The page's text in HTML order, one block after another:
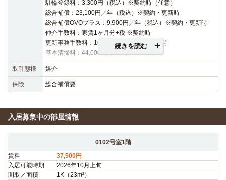
駐輪登録料：3,300円（税込）※契約時（任意）
総合補償：23,100円／年（税込）※契約・更新時
総合補償OVOプラス：9,900円／年（税込）※契約・更新時
仲介手数料：家賃1ヶ月分+税 ※契約時
更新事務手数料：16,500円（税込）※更新時
基本清掃料：44,000円（税込）※退去時
続きを読む
取引態様 媒介
保険 総合補償要
入居募集中の部屋情報
0102号室1階
賃料
37,500円
入居可能時期
2026年10月上旬
間取／面積
1K（23m²）